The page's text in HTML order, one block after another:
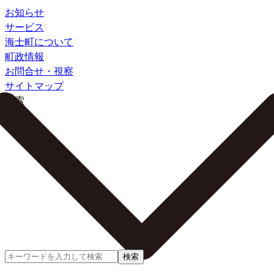
お知らせ
サービス
海士町について
町政情報
お問合せ・視察
サイトマップ
検索
検索